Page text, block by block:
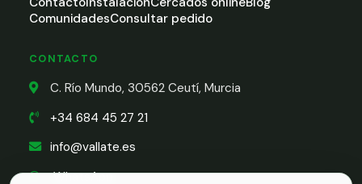
ComunidadesConsultar pedido
CONTACTO
C. Río Mundo, 30562 Ceutí, Murcia
+34 684 45 27 21
info@vallate.es
WhatsApp